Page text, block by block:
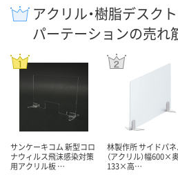
アクリル・樹脂デスク
パーテーションの売れ
サンケーキコム 新型コロ
ナウィルス飛沫感染対策
用アクリル板 …
林製作所 サイドパ
（アクリル）幅600×
133×高…